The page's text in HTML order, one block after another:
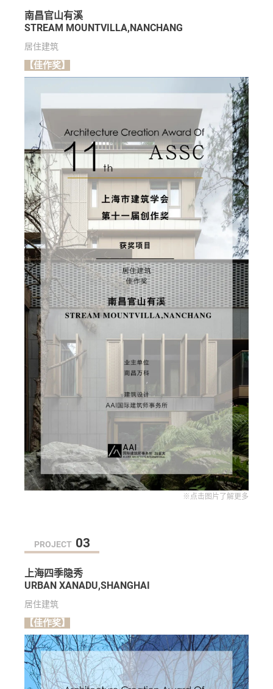
南昌官山有溪
STREAM MOUNTVILLA,NANCHANG
居住建筑
【佳作奖】
※点击图片了解更多
PROJECT 03
上海四季隐秀
URBAN XANADU,SHANGHAI
居住建筑
【佳作奖】